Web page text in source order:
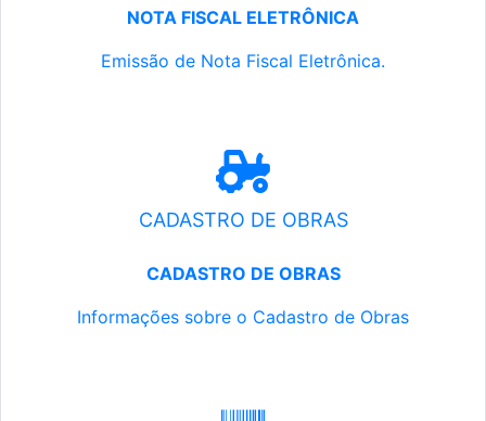
NOTA FISCAL ELETRÔNICA
Emissão de Nota Fiscal Eletrônica.
CADASTRO DE OBRAS
CADASTRO DE OBRAS
Informações sobre o Cadastro de Obras